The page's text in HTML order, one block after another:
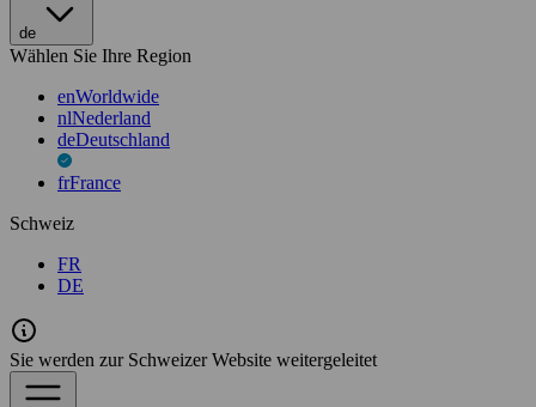
de
Wählen Sie Ihre Region
enWorldwide
nlNederland
deDeutschland
frFrance
Schweiz
FR
DE
Sie werden zur Schweizer Website weitergeleitet